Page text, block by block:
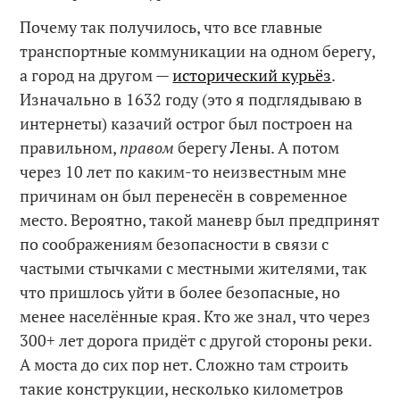
Почему так получилось, что все главные
транспортные коммуникации на одном берегу,
а город на другом —исторический курьёз.
Изначально в 1632 году (это я подглядываю в
интернеты) казачий острог был построен на
правильном,правом берегу Лены. А потом
через 10 лет по каким-то неизвестным мне
причинам он был перенесён в современное
место. Вероятно, такой маневр был предпринят
по соображениям безопасности в связи с
частыми стычками с местными жителями, так
что пришлось уйти в более безопасные, но
менее населённые края. Кто же знал, что через
300+ лет дорога придёт с другой стороны реки.
А моста до сих пор нет. Сложно там строить
такие конструкции, несколько километров